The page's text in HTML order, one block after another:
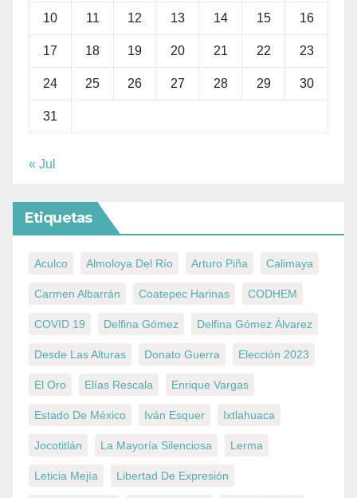
10 11 12 13 14 15 16
17 18 19 20 21 22 23
24 25 26 27 28 29 30
31
« Jul
Etiquetas
Aculco Almoloya Del Río Arturo Piña Calimaya
Carmen Albarrán Coatepec Harinas CODHEM
COVID 19 Delfina Gómez Delfina Gómez Álvarez
Desde Las Alturas Donato Guerra Elección 2023
El Oro Elías Rescala Enrique Vargas
Estado De México Iván Esquer Ixtlahuaca
Jocotitlán La Mayoría Silenciosa Lerma
Leticia Mejía Libertad De Expresión